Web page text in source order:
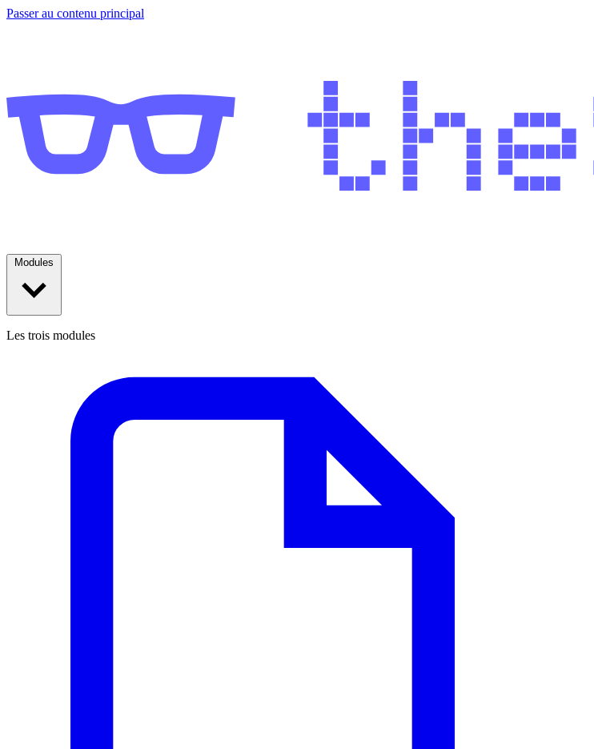
Passer au contenu principal
Les trois modules